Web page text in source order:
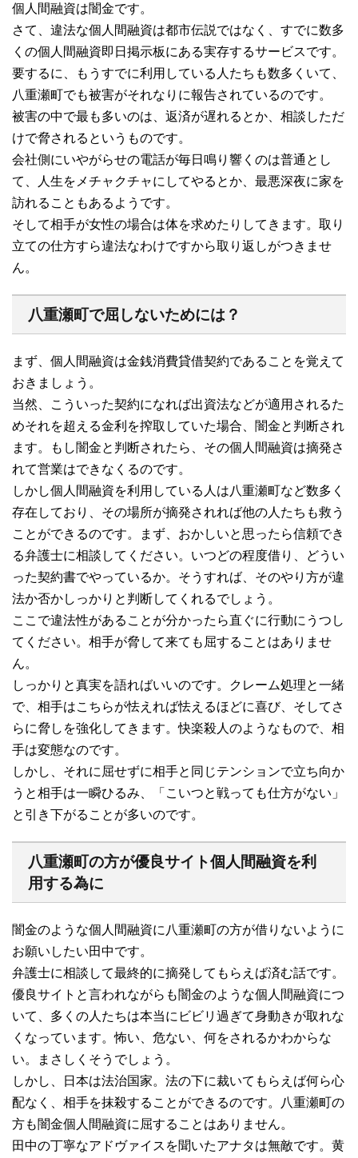
個人間融資は闇金です。
さて、違法な個人間融資は都市伝説ではなく、すでに数多
くの個人間融資即日掲示板にある実存するサービスです。
要するに、もうすでに利用している人たちも数多くいて、
八重瀬町でも被害がそれなりに報告されているのです。
被害の中で最も多いのは、返済が遅れるとか、相談しただ
けで脅されるというものです。
会社側にいやがらせの電話が毎日鳴り響くのは普通とし
て、人生をメチャクチャにしてやるとか、最悪深夜に家を
訪れることもあるようです。
そして相手が女性の場合は体を求めたりしてきます。取り
立ての仕方すら違法なわけですから取り返しがつきませ
ん。
八重瀬町で屈しないためには？
まず、個人間融資は金銭消費貸借契約であることを覚えて
おきましょう。
当然、こういった契約になれば出資法などが適用されるた
めそれを超える金利を搾取していた場合、闇金と判断され
ます。もし闇金と判断されたら、その個人間融資は摘発さ
れて営業はできなくるのです。
しかし個人間融資を利用している人は八重瀬町など数多く
存在しており、その場所が摘発されれば他の人たちも救う
ことができるのです。まず、おかしいと思ったら信頼でき
る弁護士に相談してください。いつどの程度借り、どうい
った契約書でやっているか。そうすれば、そのやり方が違
法か否かしっかりと判断してくれるでしょう。
ここで違法性があることが分かったら直ぐに行動にうつし
てください。相手が脅して来ても屈することはありませ
ん。
しっかりと真実を語ればいいのです。クレーム処理と一緒
で、相手はこちらが怯えれば怯えるほどに喜び、そしてさ
らに脅しを強化してきます。快楽殺人のようなもので、相
手は変態なのです。
しかし、それに屈せずに相手と同じテンションで立ち向か
うと相手は一瞬ひるみ、「こいつと戦っても仕方がない」
と引き下がることが多いのです。
八重瀬町の方が優良サイト個人間融資を利
用する為に
闇金のような個人間融資に八重瀬町の方が借りないように
お願いしたい田中です。
弁護士に相談して最終的に摘発してもらえば済む話です。
優良サイトと言われながらも闇金のような個人間融資につ
いて、多くの人たちは本当にビビリ過ぎて身動きが取れな
くなっています。怖い、危ない、何をされるかわからな
い。まさしくそうでしょう。
しかし、日本は法治国家。法の下に裁いてもらえば何ら心
配なく、相手を抹殺することができるのです。八重瀬町の
方も闇金個人間融資に屈することはありません。
田中の丁寧なアドヴァイスを聞いたアナタは無敵です。黄